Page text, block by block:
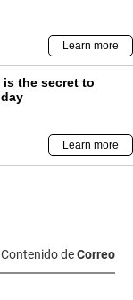
Contenido deCorreo